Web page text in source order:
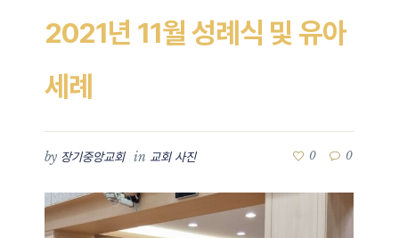
2021년 11월 성례식 및 유아
세례
by 장기중앙교회 in 교회 사진 0 0